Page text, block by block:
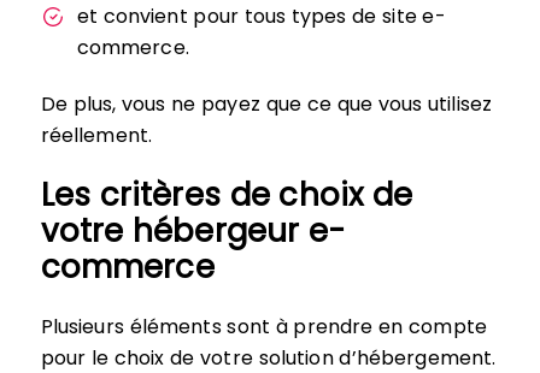
et convient pour tous types de site e-
commerce.
De plus, vous ne payez que ce que vous utilisez
réellement.
Les critères de choix de
votre hébergeur e-
commerce
Plusieurs éléments sont à prendre en compte
pour le choix de votre solution d’hébergement.